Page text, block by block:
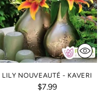
LILY NOUVEAUTÉ - KAVERI
$7.99